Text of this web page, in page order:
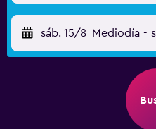
sáb. 15/8 Mediodía -